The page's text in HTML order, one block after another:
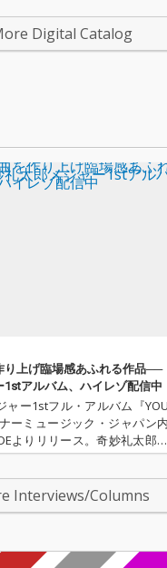
Digital Catalog
り上げ臨場感あふれる作品──
アルバム、ハイレゾ配信中
ャー1stフル・アルバム『YOU
ーミュージック・ジャパン内
よりリリース。奇妙礼太郎ト
やアニメ―ションズ、さら
Interviews/Columns